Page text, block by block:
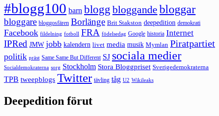
#blogg100 barn blogg bloggande bloggar
bloggare bloggosfären Borlänge Brit Stakston deepedition demokrati
Facebook fildelning fotboll FRA födelsedag Google historia Internet
IPRed JMW jobb kalendern livet media musik Mymlan Piratpartiet
politik präst Same Same But Different SJ sociala medier
Socialdemokraterna sorg Stockholm Stora Bloggpriset Sverigedemokraterna
TPB tweepblogs Twitter tävling tåg U2 Wikileaks
Deepedition förut